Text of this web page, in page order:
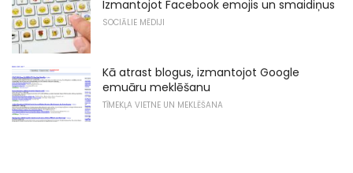
Izmantojot Facebook emojis un smaidiņus
SOCIĀLIE MĒDIJI
Kā atrast blogus, izmantojot Google
emuāru meklēšanu
TĪMEKĻA VIETNE UN MEKLĒŠANA